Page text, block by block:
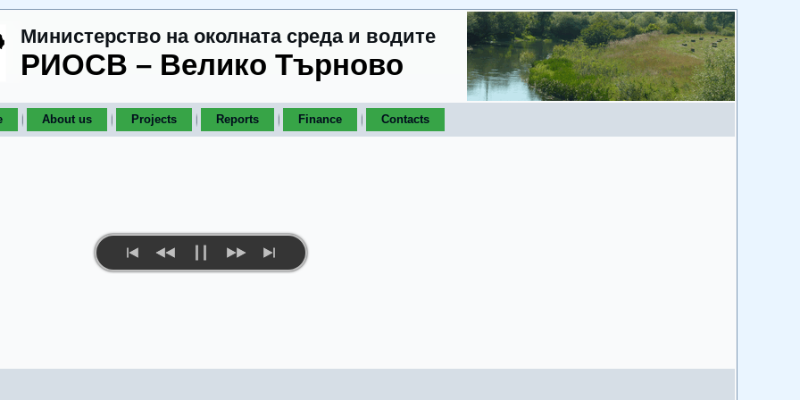
Министерство на околната среда и водите
РИОСВ – Велико Търново
About us Projects Reports Finance Contacts